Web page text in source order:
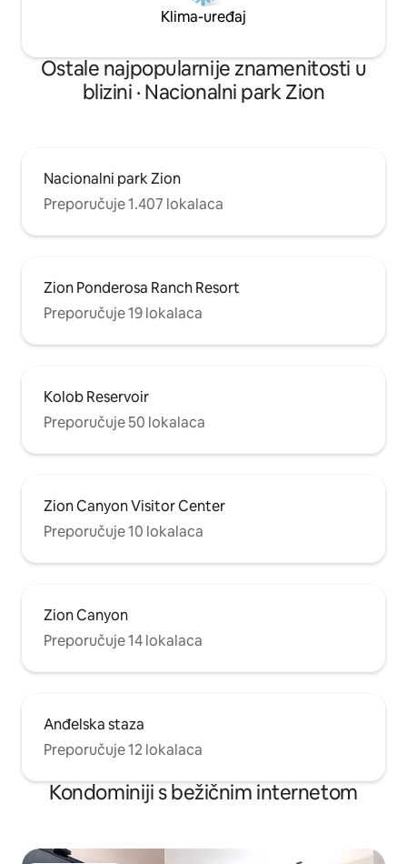
Klima-uređaj
Ostale najpopularnije znamenitosti u
blizini · Nacionalni park Zion
Nacionalni park Zion
Preporučuje 1.407 lokalaca
Zion Ponderosa Ranch Resort
Preporučuje 19 lokalaca
Kolob Reservoir
Preporučuje 50 lokalaca
Zion Canyon Visitor Center
Preporučuje 10 lokalaca
Zion Canyon
Preporučuje 14 lokalaca
Anđelska staza
Preporučuje 12 lokalaca
Kondominiji s bežičnim internetom